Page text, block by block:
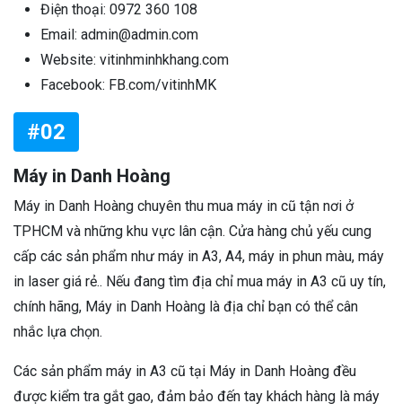
Điện thoại: 0972 360 108
Email: admin@admin.com
Website: vitinhminhkhang.com
Facebook: FB.com/vitinhMK
#02
Máy in Danh Hoàng
Máy in Danh Hoàng chuyên thu mua máy in cũ tận nơi ở
TPHCM và những khu vực lân cận. Cửa hàng chủ yếu cung
cấp các sản phẩm như máy in A3, A4, máy in phun màu, máy
in laser giá rẻ.. Nếu đang tìm địa chỉ mua máy in A3 cũ uy tín,
chính hãng, Máy in Danh Hoàng là địa chỉ bạn có thể cân
nhắc lựa chọn.
Các sản phẩm máy in A3 cũ tại Máy in Danh Hoàng đều
được kiểm tra gắt gao, đảm bảo đến tay khách hàng là máy